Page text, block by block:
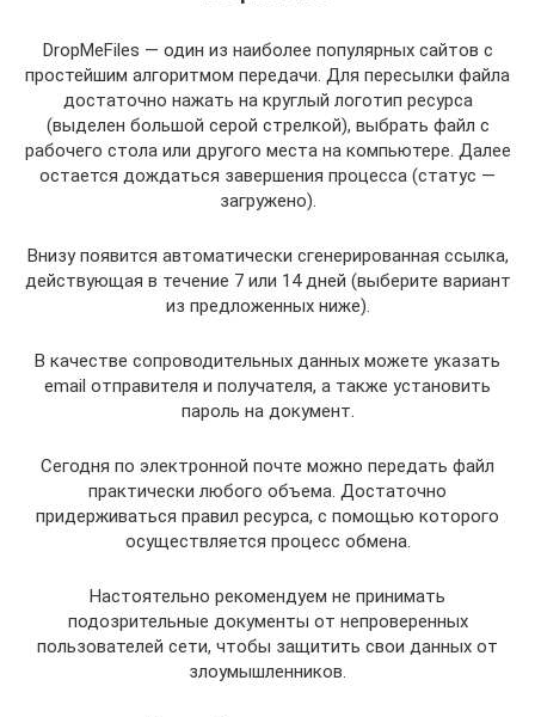
DropMeFiles — один из наиболее популярных сайтов с
простейшим алгоритмом передачи. Для пересылки файла
достаточно нажать на круглый логотип ресурса
(выделен большой серой стрелкой), выбрать файл с
рабочего стола или другого места на компьютере. Далее
остается дождаться завершения процесса (статус —
загружено).
Внизу появится автоматически сгенерированная ссылка,
действующая в течение 7 или 14 дней (выберите вариант
из предложенных ниже).
В качестве сопроводительных данных можете указать
email отправителя и получателя, а также установить
пароль на документ.
Сегодня по электронной почте можно передать файл
практически любого объема. Достаточно
придерживаться правил ресурса, с помощью которого
осуществляется процесс обмена.
Настоятельно рекомендуем не принимать
подозрительные документы от непроверенных
пользователей сети, чтобы защитить свои данных от
злоумышленников.